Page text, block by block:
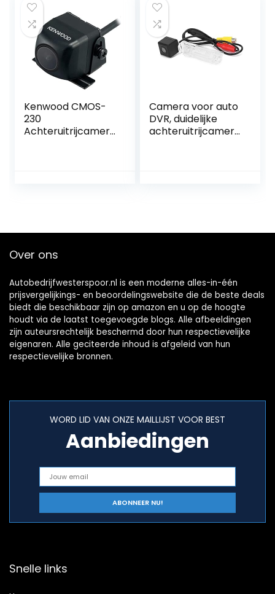
Kenwood CMOS-
230
Achteruitrijcamera
Camera voor auto
DVR, duidelijke
achteruitrijcamera
Over ons
Autobedrijfwesterspoor.nl is een moderne alles-in-één
prijsvergelijkings- en beoordelingswebsite die de beste deals
biedt die beschikbaar zijn op amazon en u op de hoogte
houdt via de laatst toegevoegde blogs. Alle afbeeldingen
zijn auteursrechtelijk beschermd door hun respectievelijke
eigenaren. Alle geciteerde inhoud is afgeleid van hun
respectievelijke bronnen.
WORD LID VAN ONZE MAILLIJST VOOR BEST
Aanbiedingen
Snelle links